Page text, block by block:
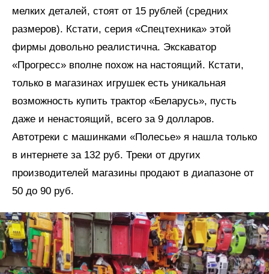
мелких деталей, стоят от 15 рублей (средних
размеров). Кстати, серия «Спецтехника» этой
фирмы довольно реалистична. Экскаватор
«Прогресс» вполне похож на настоящий. Кстати,
только в магазинах игрушек есть уникальная
возможность купить трактор «Беларусь», пусть
даже и ненастоящий, всего за 9 долларов.
Автотреки с машинками «Полесье» я нашла только
в интернете за 132 руб. Треки от других
производителей магазины продают в диапазоне от
50 до 90 руб.